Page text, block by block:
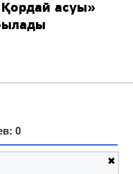
асуы»
0
✖